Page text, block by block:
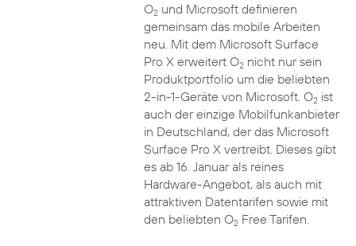
O2und Microsoft definieren
gemeinsam das mobile Arbeiten
neu. Mit dem Microsoft Surface
Pro X erweitert O2nicht nur sein
Produktportfolio um die beliebten
2-in-1-Geräte von Microsoft. O2ist
auch der einzige Mobilfunkanbieter
in Deutschland, der das Microsoft
Surface Pro X vertreibt. Dieses gibt
es ab 16. Januar als reines
Hardware-Angebot, als auch mit
attraktiven Datentarifen sowie mit
den beliebten O2Free Tarifen.